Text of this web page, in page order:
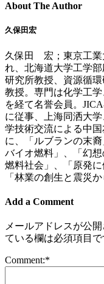
About The Author
久保田宏
久保田 宏；東京工業
れ、北海道大学工学
研究所教授、資源循
教授。専門は化学工
を経て名誉会員。
に従事、上海同洒大
学技術交流による中
に、「ルブランの末
バイオ燃料」、「幻
燃料社会」、「原発
「林業の創生と震災
Add a Comment
メールアドレスが公
ている欄は必須項目で
Comment:*